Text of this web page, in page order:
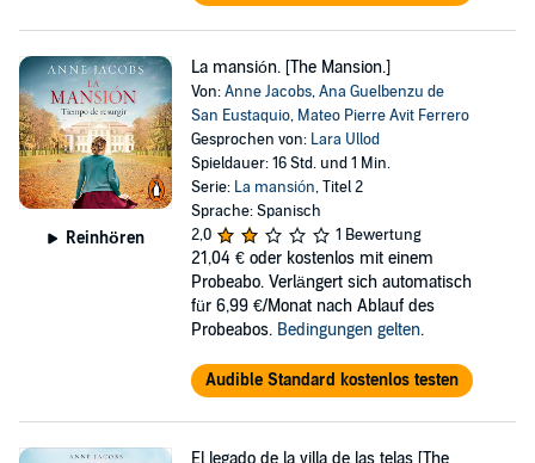
Reinhören
La mansión. [The Mansion.]
Von:Anne Jacobs,Ana Guelbenzu de
San Eustaquio, Mateo Pierre Avit Ferrero
Gesprochen von: Lara Ullod
Spieldauer: 16 Std. und 1 Min.
Serie: La mansión, Titel 2
Sprache: Spanisch
2,0
1 Bewertung
21,04 € oder kostenlos mit einem
Probeabo. Verlängert sich automatisch
für 6,99 €/Monat nach Ablauf des
Probeabos. Bedingungen gelten.
Audible Standard kostenlos testen
El legado de la villa de las telas [The